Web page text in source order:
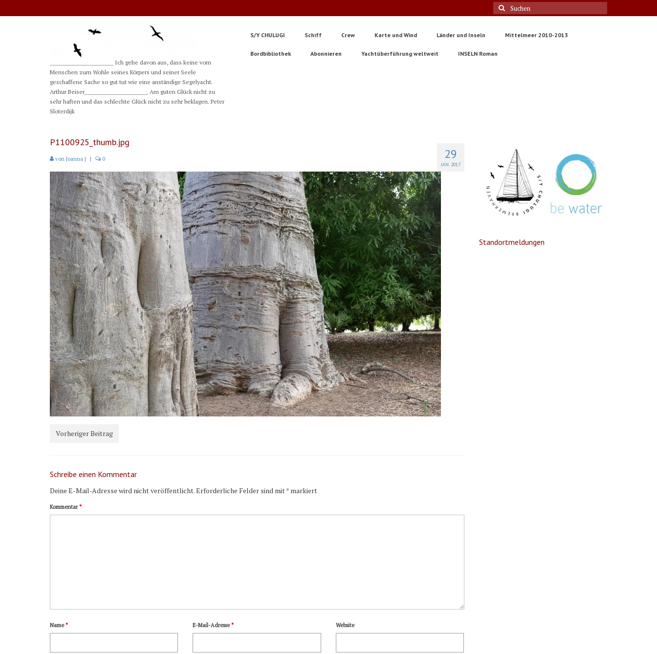
Suche
nach:
__________________________ Ich gehe davon aus, dass keine vom
Menschen zum Wohle seines Körpers und seiner Seele
geschaffene Sache so gut tut wie eine anständige Segelyacht.
Arthur Beiser__________________________ Am guten Glück nicht zu
sehr haften und das schlechte Glück nicht zu sehr beklagen. Peter
Sloterdijk
S/Y CHULUGI Schiff Crew Karte und Wind Länder und Inseln Mittelmeer 2010-2013
Bordbibliothek Abonnieren Yachtüberführung weltweit INSELN Roman
29
JAN. 2017
P1100925_thumb.jpg
von Joanna | | 0
Vorheriger Beitrag
Schreibe einen Kommentar
Deine E-Mail-Adresse wird nicht veröffentlicht.Erforderliche Felder sind mit* markiert
Kommentar*
Name* E-Mail-Adresse* Website
Standortmeldungen